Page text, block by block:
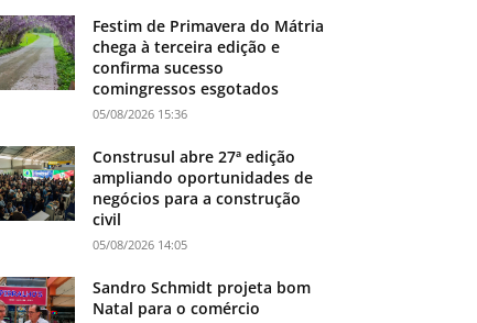
Festim de Primavera do Mátria
chega à terceira edição e
confirma sucesso
comingressos esgotados
05/08/2026 15:36
Construsul abre 27ª edição
ampliando oportunidades de
negócios para a construção
civil
05/08/2026 14:05
Sandro Schmidt projeta bom
Natal para o comércio